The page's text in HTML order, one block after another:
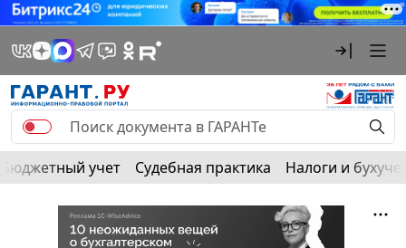
Бюджетный учет Судебная практика Налоги и